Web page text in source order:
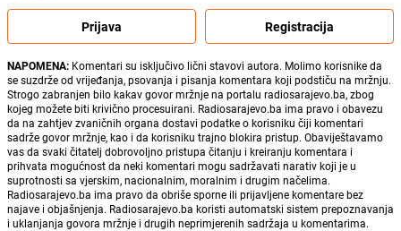
Prijava Registracija
NAPOMENA: Komentari su isključivo lični stavovi autora. Molimo korisnike da
se suzdrže od vrijeđanja, psovanja i pisanja komentara koji podstiču na mržnju.
Strogo zabranjen bilo kakav govor mržnje na portalu radiosarajevo.ba, zbog
kojeg možete biti krivično procesuirani. Radiosarajevo.ba ima pravo i obavezu
da na zahtjev zvaničnih organa dostavi podatke o korisniku čiji komentari
sadrže govor mržnje, kao i da korisniku trajno blokira pristup. Obaviještavamo
vas da svaki čitatelj dobrovoljno pristupa čitanju i kreiranju komentara i
prihvata mogućnost da neki komentari mogu sadržavati narativ koji je u
suprotnosti sa vjerskim, nacionalnim, moralnim i drugim načelima.
Radiosarajevo.ba ima pravo da obriše sporne ili prijavljene komentare bez
najave i objašnjenja. Radiosarajevo.ba koristi automatski sistem prepoznavanja
i uklanjanja govora mržnje i drugih neprimjerenih sadržaja u komentarima.